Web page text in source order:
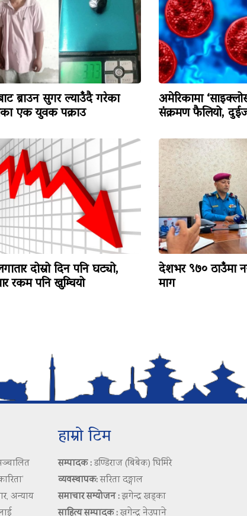
ब्राउन सुगर ल्याउँदै गरेका
एक युवक पक्राउ
अमेरिकामा
संक्रमण फैलियो,
दोस्रो दिन पनि घट्यो,
रकम पनि खुम्चियो
देशभर ९७० ठाउँमा
माग
अन्याय
हाम्रो टिम
सम्पादक :डण्डिराज (बिबेक) घिमिरे
व्यवस्थापक:सरिता दङ्गाल
समाचार सम्योजन :झगेन्द्र खड्का